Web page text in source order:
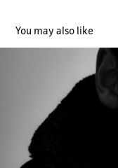
You may also like